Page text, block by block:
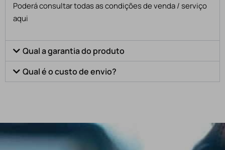
Poderá consultar todas as condições de venda / serviço
aqui
Qual a garantia do produto
Qual é o custo de envio?